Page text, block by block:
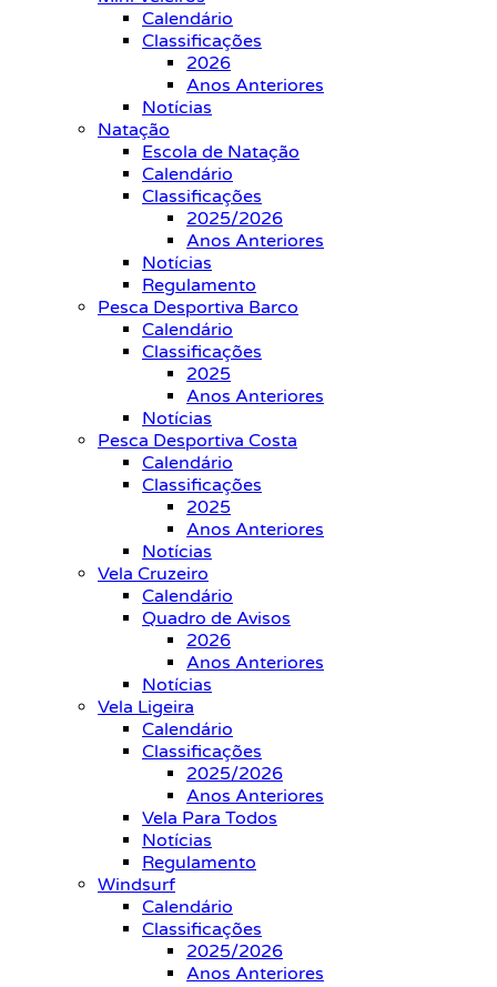
Calendário
Classificações
2026
Anos Anteriores
Notícias
Natação
Escola de Natação
Calendário
Classificações
2025/2026
Anos Anteriores
Notícias
Regulamento
Pesca Desportiva Barco
Calendário
Classificações
2025
Anos Anteriores
Notícias
Pesca Desportiva Costa
Calendário
Classificações
2025
Anos Anteriores
Notícias
Vela Cruzeiro
Calendário
Quadro de Avisos
2026
Anos Anteriores
Notícias
Vela Ligeira
Calendário
Classificações
2025/2026
Anos Anteriores
Vela Para Todos
Notícias
Regulamento
Windsurf
Calendário
Classificações
2025/2026
Anos Anteriores